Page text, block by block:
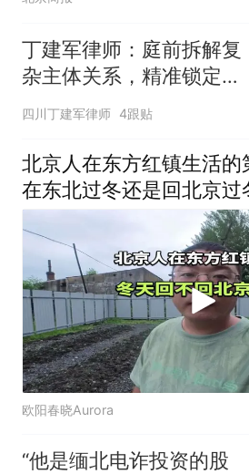
丁建军律师：庭前拆解复
杂主体关系，精准锁定运
输合同真实缔约方（一）
四川丁建军律师 4跟贴
北京人在东方红镇生活的
在东北过冬还是回北京过
欧阳春晓Aurora
“他是缅北电诈投资的股